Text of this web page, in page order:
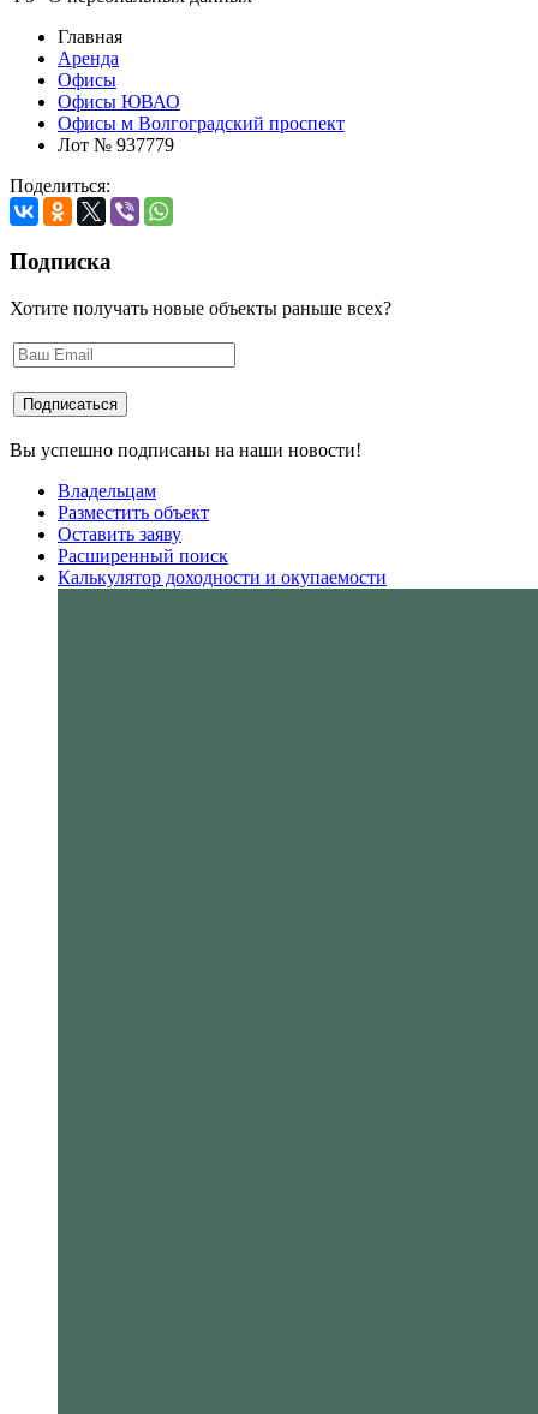
Главная
Аренда
Офисы
Офисы ЮВАО
Офисы м Волгоградский проспект
Лот № 937779
Поделиться:
Подписка
Хотите получать новые объекты раньше всех?
Вы успешно подписаны на наши новости!
Владельцам
Разместить объект
Оставить заяву
Расширенный поиск
Калькулятор доходности и окупаемости